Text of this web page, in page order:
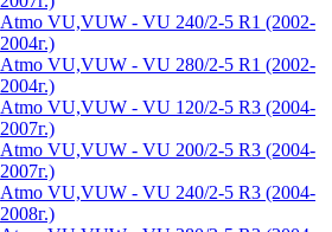
Atmo VU,VUW - VU 240/2-5 R1 (2002-
2004г.)
Atmo VU,VUW - VU 280/2-5 R1 (2002-
2004г.)
Atmo VU,VUW - VU 120/2-5 R3 (2004-
2007г.)
Atmo VU,VUW - VU 200/2-5 R3 (2004-
2007г.)
Atmo VU,VUW - VU 240/2-5 R3 (2004-
2008г.)